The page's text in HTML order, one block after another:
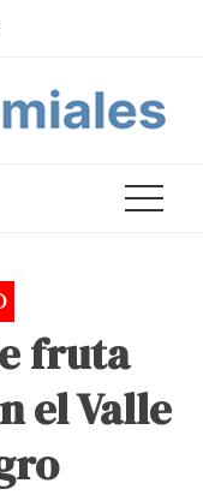
fruta
el Valle